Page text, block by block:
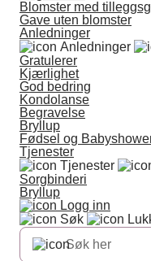
Blomster med
Gave uten blomster
Anledninger
Anledninger
Gratulerer
Kjærlighet
God bedring
Kondolanse
Begravelse
Bryllup
Fødsel og
Tjenester
Tjenester
Sorgbinderi
Bryllup
Logg inn
Søk